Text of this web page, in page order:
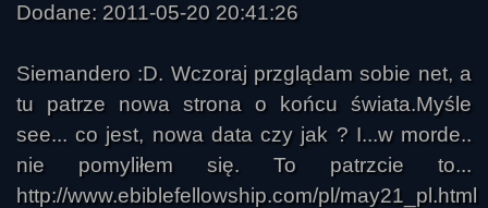
Dodane: 2011-05-20 20:41:26
Siemandero :D. Wczoraj przglądam sobie net, a
tu patrze nowa strona o końcu świata.Myśle
see... co jest, nowa data czy jak ? I...w morde..
nie pomyliłem się. To patrzcie to...
http://www.ebiblefellowship.com/pl/may21_pl.html